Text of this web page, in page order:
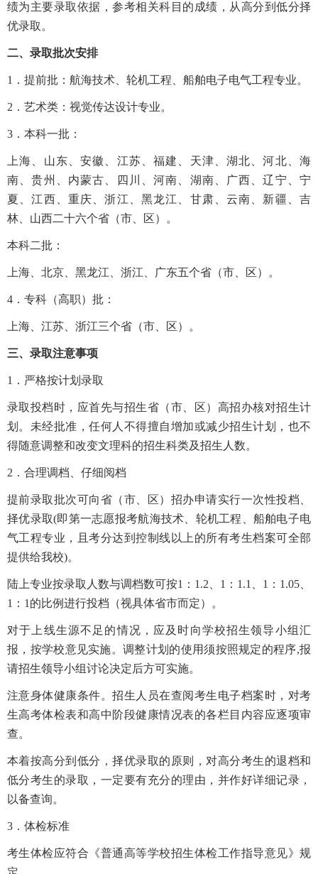
绩为主要录取依据，参考相关科目的成绩，从高分到低分择
优录取。
二、录取批次安排
1 ．提前批：航海技术、轮机工程、船舶电子电气工程专业。
2 ．艺术类：视觉传达设计专业。
3 ．本科一批：
上海、山东、安徽、江苏、福建、天津、湖北、河北、海
南、贵州、内蒙古、四川、河南、湖南、广西、辽宁、宁
夏、江西、重庆、浙江、黑龙江、甘肃、云南、新疆、吉
林、山西二十六个省（市、区）。
本科二批：
上海、北京、黑龙江、浙江、广东五个省（市、区）。
4 ．专科（高职）批：
上海、江苏、浙江三个省（市、区）。
三、录取注意事项
1 ．严格按计划录取
录取投档时，应首先与招生省（市、区）高招办核对招生计
划。未经批准，任何人不得擅自增加或减少招生计划，也不
得随意调整和改变文理科的招生科类及招生人数。
2 ．合理调档、仔细阅档
提前录取批次可向省（市、区）招办申请实行一次性投档、
择优录取(即第一志愿报考航海技术、轮机工程、船舶电子电
气工程专业，且考分达到控制线以上的所有考生档案可全部
提供给我校)。
陆上专业按录取人数与调档数可按1 ： 1.2 1 ： 1.1 1 ： 1.05
1 ： 1 的比例进行投档（视具体省市而定）。
对于上线生源不足的情况，应及时向学校招生领导小组汇
报，按学校意见实施。调整计划的使用须按照规定的程序,报
请招生领导小组讨论决定后方可实施。
注意身体健康条件。招生人员在查阅考生电子档案时，对考
生高考体检表和高中阶段健康情况表的各栏目内容应逐项审
查。
本着按高分到低分，择优录取的原则，对高分考生的退档和
低分考生的录取，一定要有充分的理由，并作好详细记录，
以备查询。
3 ．体检标准
考生体检应符合《普通高等学校招生体检工作指导意见》规